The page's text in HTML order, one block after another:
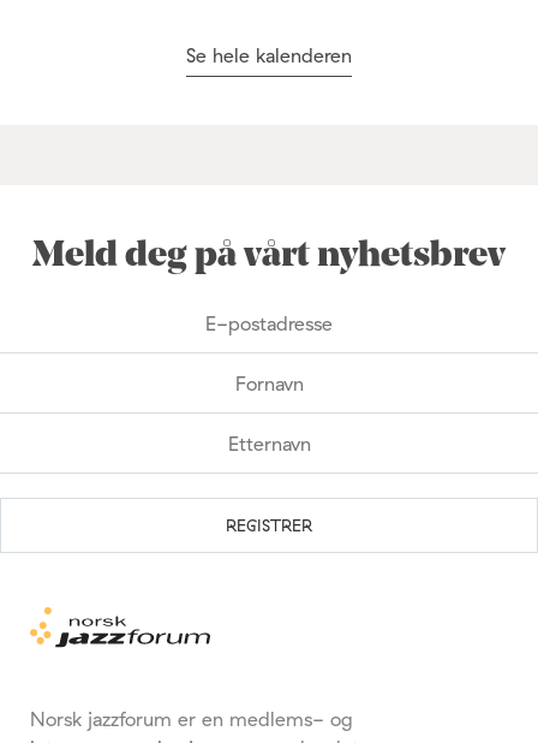
Se hele kalenderen
Meld deg på vårt nyhetsbrev
Norsk jazzforum er en medlems- og